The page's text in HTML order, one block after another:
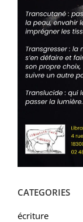
CATEGORIES
écriture